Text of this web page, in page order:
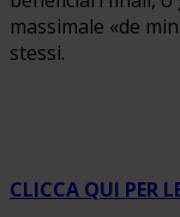
massimale «de
stessi.
CLICCA QUI PER